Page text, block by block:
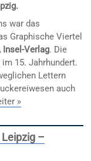
war das
Graphische Viertel
Insel-Verlag. Die
15. Jahrhundert.
Lettern
auch
»
–